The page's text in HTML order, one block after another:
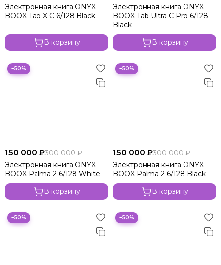
Электронная книга ONYX
BOOX Tab X C 6/128 Black
В корзину
Электронная книга ONYX
BOOX Tab Ultra C Pro 6/128
Black
В корзину
−50%
150 000 ₽300 000 ₽
Электронная книга ONYX
BOOX Palma 2 6/128 White
В корзину
−50%
150 000 ₽300 000 ₽
Электронная книга ONYX
BOOX Palma 2 6/128 Black
В корзину
−50% −50%